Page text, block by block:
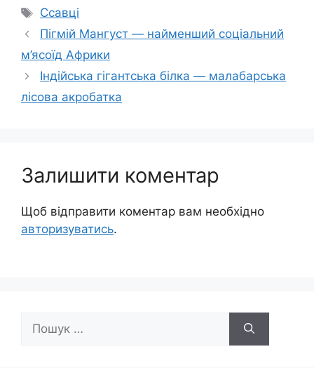
Позначки
Ссавці
Пігмій Мангуст — найменший соціальний
м’ясоїд Африки
Індійська гігантська білка — малабарська
лісова акробатка
Залишити коментар
Щоб відправити коментар вам необхідно
авторизуватись.